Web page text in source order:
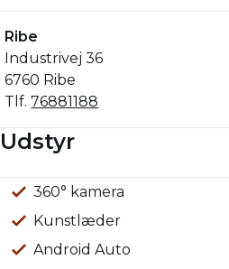
Ribe
Industrivej 36
6760 Ribe
Tlf.76881188
Udstyr
360° kamera
Kunstlæder
Android Auto
Håndfri telefon
Klimaanlæg 2-zoner
Kørecomputer
Multifunktionsrat
Nøglefri døre
Nøglefri start
Parkeringssensor for/bag
Regnsensor
Skiltegenkendelse
Sædevarme for
Tonede ruder
Trådløs mobilopladning
Udvendig temperaturmåler
USB stik
Varme i bagsæde
Vejbaneassistent
Blindvinkelassistent
Automatisk nødopkald
El indst. førersæde